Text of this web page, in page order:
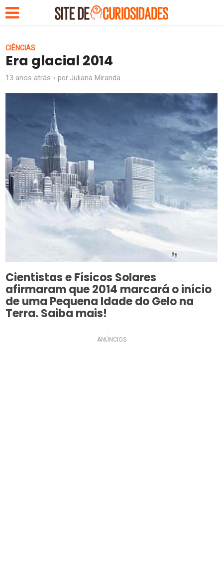
CIÊNCIAS
Era glacial 2014
13 anos atrás por Juliana Miranda
Cientistas e Físicos Solares
afirmaram que 2014 marcará o início
de uma Pequena Idade do Gelo na
Terra. Saiba mais!
ANÚNCIOS